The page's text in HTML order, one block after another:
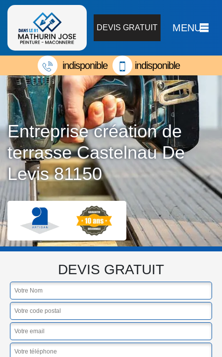
DEVIS GRATUIT MENU
indisponible indisponible
Entreprise création de
terrasse Castelnau De
Levis 81150
DEVIS GRATUIT